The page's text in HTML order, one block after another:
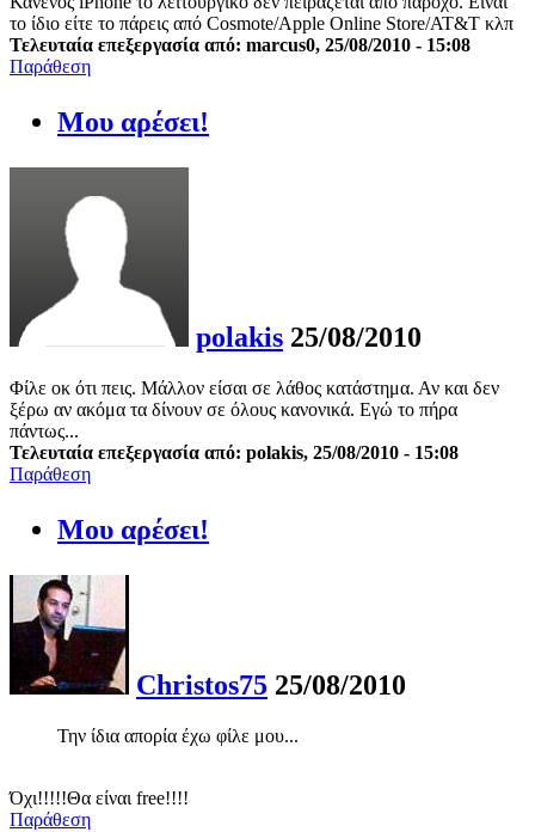
το ίδιο είτε το πάρεις από Cosmote/Apple Online Store/AT&T κλπ
Τελευταία επεξεργασία από: marcus0, 25/08/2010 - 15:08
Παράθεση
Μου αρέσει!
polakis 25/08/2010
Φίλε οκ ότι πεις. Μάλλον είσαι σε λάθος κατάστημα. Αν και δεν
ξέρω αν ακόμα τα δίνουν σε όλους κανονικά. Εγώ το πήρα
πάντως...
Τελευταία επεξεργασία από: polakis, 25/08/2010 - 15:08
Παράθεση
Μου αρέσει!
Christos75 25/08/2010
Την ίδια απορία έχω φίλε μου...
Όχι!!!!!Θα είναι free!!!!
Παράθεση